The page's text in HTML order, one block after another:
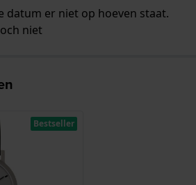
datum er niet op hoeven staat.
niet
Bestseller